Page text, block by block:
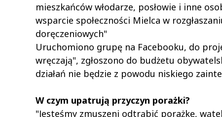
mieszkańców włodarze, posłowie i inne
wsparcie społeczności Mielca w
doręczeniowych"
Uruchomiono grupę na Facebooku, do
wręczają", zgłoszono do budżetu
działań nie będzie z powodu niskiego
W czym upatrują przyczyn porażki?
"Jesteśmy zmuszeni odtrąbić porażkę,